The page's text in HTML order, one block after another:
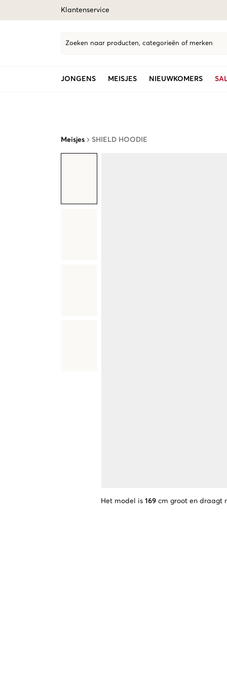
Klantenservice
Zoeken naar producten, categorieën of merken
JONGENS MEISJES NIEUWKOMERS
Meisjes SHIELD HOODIE
Het model is 169 cm groot en draagt